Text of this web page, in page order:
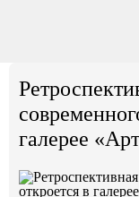
галерее